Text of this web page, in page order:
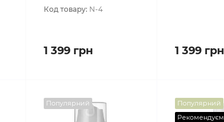
Код товару: N-4
1 399 грн 1 399 грн
Популярний
Популярний